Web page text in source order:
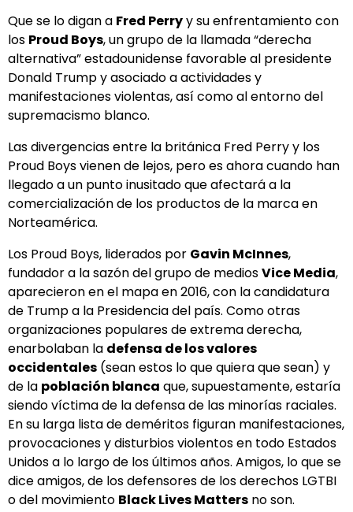
Que se lo digan a Fred Perryy su enfrentamiento con
los Proud Boys, un grupo de la llamada “derecha
alternativa” estadounidense favorable al presidente
Donald Trump y asociado a actividades y
manifestaciones violentas, así como al entorno del
supremacismo blanco.
Las divergencias entre la británica Fred Perry y los
Proud Boys vienen de lejos, pero es ahora cuando han
llegado a un punto inusitado que afectará a la
comercialización de los productos de la marca en
Norteamérica.
Los Proud Boys, liderados por Gavin McInnes,
fundador a la sazón del grupo de mediosVice Media,
aparecieron en el mapa en 2016, con la candidatura
de Trump a la Presidencia del país. Como otras
organizaciones populares de extrema derecha,
enarbolaban la defensa de los valores
occidentales (sean estos lo que quiera que sean) y
de la población blanca que, supuestamente, estaría
siendo víctima de la defensa de las minorías raciales.
En su larga lista de deméritos figuran manifestaciones,
provocaciones y disturbios violentos en todo Estados
Unidos a lo largo de los últimos años. Amigos, lo que se
dice amigos, de los defensores de los derechos LGTBI
o del movimiento Black Lives Matters no son.